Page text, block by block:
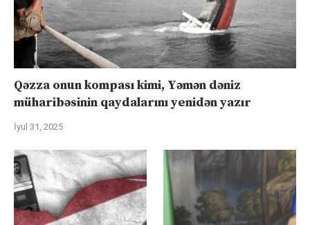
Qəzza onun kompası kimi, Yəmən dəniz
müharibəsinin qaydalarını yenidən yazır
İyul 31, 2025